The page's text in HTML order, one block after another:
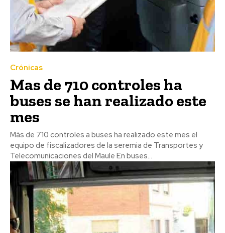
Crónicas
Mas de 710 controles ha
buses se han realizado este
mes
Más de 710 controles a buses ha realizado este mes el
equipo de fiscalizadores de la seremia de Transportes y
Telecomunicaciones del Maule En buses...